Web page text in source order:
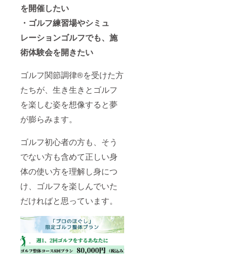
を開催したい
・ゴルフ練習場やシミュ
レーションゴルフでも、施
術体験会を開きたい
ゴルフ関節調律®を受けた方
たちが、生き生きとゴルフ
を楽しむ姿を想像すると夢
が膨らみます。
ゴルフ初心者の方も、そう
でない方も含めて正しい身
体の使い方を理解し身につ
け、ゴルフを楽しんでいた
だければと思っています。